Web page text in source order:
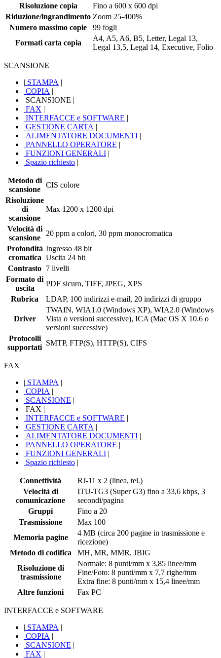
Risoluzione copia
Fino a 600 x 600 dpi
Riduzione/ingrandimento Zoom 25-400%
Numero massimo copie
99 fogli
Formati carta copia
A4, A5, A6, B5, Letter, Legal 13,
Legal 13,5, Legal 14, Executive, Folio
SCANSIONE
| STAMPA |
COPIA |
SCANSIONE |
FAX |
INTERFACCE e SOFTWARE |
GESTIONE CARTA |
ALIMENTATORE DOCUMENTI |
PANNELLO OPERATORE |
FUNZIONI GENERALI |
Spazio richiesto |
Metodo di
scansione
CIS colore
Risoluzione
di
scansione
Max 1200 x 1200 dpi
Velocità di
scansione
20 ppm a colori, 30 ppm monocromatica
Profondità
cromatica
Ingresso 48 bit
Uscita 24 bit
Contrasto 7 livelli
Formato di
uscita
PDF sicuro, TIFF, JPEG, XPS
Rubrica
LDAP, 100 indirizzi e-mail, 20 indirizzi di gruppo
Driver
TWAIN, WIA1.0 (Windows XP), WIA2.0 (Windows
Vista o versioni successive), ICA (Mac OS X 10.6 o
versioni successive)
Protocolli
supportati
SMTP, FTP(S), HTTP(S), CIFS
FAX
| STAMPA |
COPIA |
SCANSIONE |
FAX |
INTERFACCE e SOFTWARE |
GESTIONE CARTA |
ALIMENTATORE DOCUMENTI |
PANNELLO OPERATORE |
FUNZIONI GENERALI |
Spazio richiesto |
Connettività
RJ-11 x 2 (linea, tel.)
Velocità di
comunicazione
ITU-TG3 (Super G3) fino a 33,6 kbps, 3
secondi/pagina
Gruppi
Fino a 20
Trasmissione
Max 100
Memoria pagine
4 MB (circa 200 pagine in trasmissione e
ricezione)
Metodo di codifica
MH, MR, MMR, JBIG
Risoluzione di
trasmissione
Normale: 8 punti/mm x 3,85 linee/mm
Fine/Foto: 8 punti/mm x 7,7 righe/mm
Extra fine: 8 punti/mm x 15,4 linee/mm
Altre funzioni
Fax PC
INTERFACCE e SOFTWARE
| STAMPA |
COPIA |
SCANSIONE |
FAX |